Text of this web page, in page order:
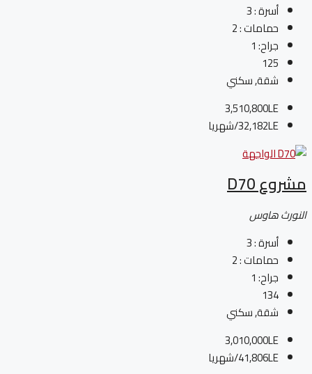
أسرة :3
حمامات :2
جراح:1
125
شقة, سكني
3,510,800LE
32,182LE/شهريا
مشروع D70
النورث هاوس
أسرة :3
حمامات :2
جراح:1
134
شقة, سكني
3,010,000LE
41,806LE/شهريا